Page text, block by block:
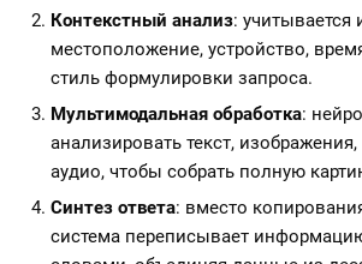
Контекстный анализ: учитывается
местоположение, устройство,
стиль формулировки запроса.
Мультимодальная обработка:
анализировать текст,
аудио, чтобы собрать полную
Синтез ответа: вместо
система переписывает